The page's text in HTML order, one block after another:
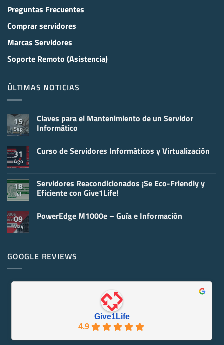
Preguntas Frecuentes
Comprar servidores
Marcas Servidores
Soporte Remoto (Asistencia)
ÚLTIMAS NOTICIAS
15
Sep
Claves para el Mantenimiento de un Servidor
Informático
comentarios
Mantenimiento
de
un
31
Ago
Curso de Servidores Informáticos y Virtualización
en
Curso
de
y
Virtualización
18
Jul
Servidores Reacondicionados ¡Se Eco-Friendly y
Eficiente con Give1Life!
comentarios
Friendly
y
Give1Life!
09
May
PowerEdge M1000e – Guía e Información
PowerEdge
M1000e
Información
GOOGLE REVIEWS
Give1Life
4.9